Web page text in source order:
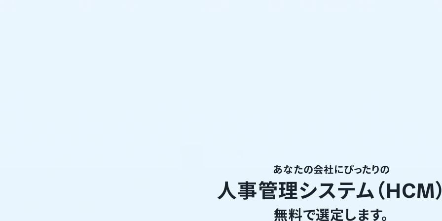
あなたの会社にぴったりの
人事管理システム（HCM
無料で選定します。